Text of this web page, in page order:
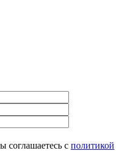
с политикой